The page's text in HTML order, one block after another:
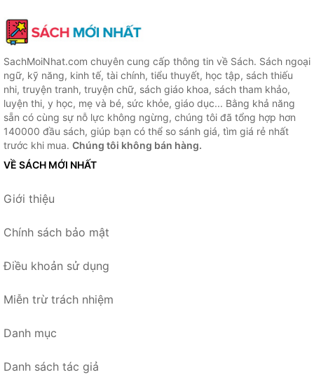
SachMoiNhat.com chuyên cung cấp thông tin về Sách. Sách ngoại
ngữ, kỹ năng, kinh tế, tài chính, tiểu thuyết, học tập, sách thiếu
nhi, truyện tranh, truyện chữ, sách giáo khoa, sách tham khảo,
luyện thi, y học, mẹ và bé, sức khỏe, giáo dục... Bằng khả năng
sẵn có cùng sự nỗ lực không ngừng, chúng tôi đã tổng hợp hơn
140000 đầu sách, giúp bạn có thể so sánh giá, tìm giá rẻ nhất
trước khi mua. Chúng tôi không bán hàng.
VỀ SÁCH MỚI NHẤT
Giới thiệu
Chính sách bảo mật
Điều khoản sử dụng
Miễn trừ trách nhiệm
Danh mục
Danh sách tác giả